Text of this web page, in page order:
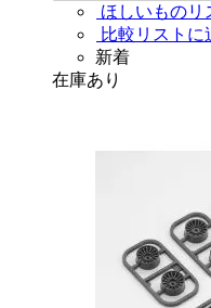
ほしいものリ
比較リストに
新着
在庫あり